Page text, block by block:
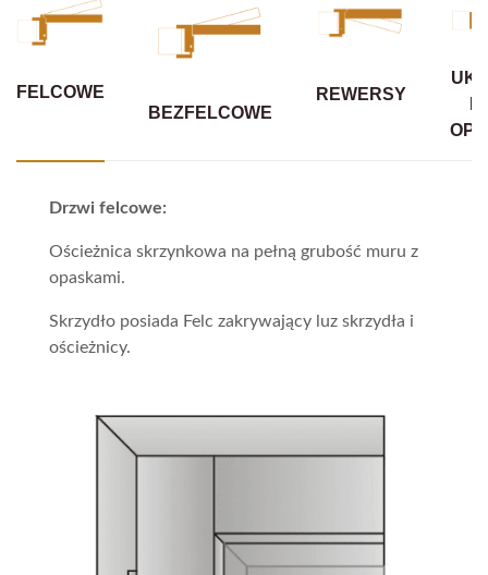
FELCOWE
BEZFELCOWE
REWERSY
Drzwi felcowe:
Ościeżnica skrzynkowa na pełną grubość muru z
opaskami.
Skrzydło posiada Felc zakrywający luz skrzydła i
ościeżnicy.